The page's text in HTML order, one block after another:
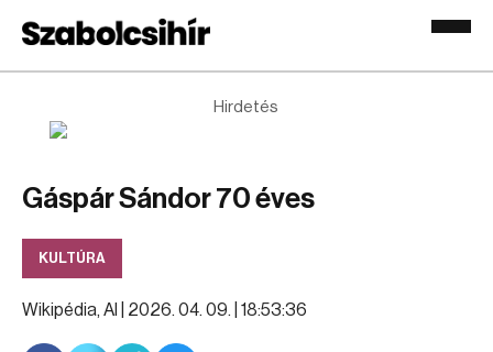
Hirdetés
Gáspár Sándor 70 éves
KULTÚRA
Wikipédia, AI | 2026. 04. 09. | 18:53:36